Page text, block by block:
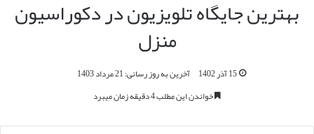
بهترین جایگاه تلویزیون در دکوراسیون
منزل
15 آذر 1402
آخرین به روز رسانی: 21 مرداد 1403
خواندن این مطلب 4 دقیقه زمان میبرد